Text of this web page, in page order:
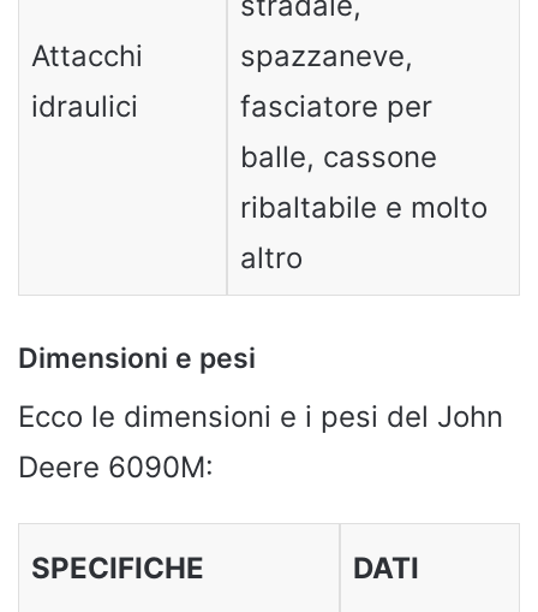
Attacchi
idraulici
spazzaneve,
fasciatore per
balle, cassone
ribaltabile e molto
altro
Dimensioni e pesi
Ecco le dimensioni e i pesi del John
Deere 6090M:
SPECIFICHE DATI